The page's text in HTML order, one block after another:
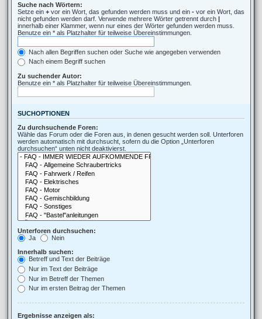
Suche nach Wörtern:
Setze ein + vor ein Wort, das gefunden werden muss und ein - vor ein Wort, das
nicht gefunden werden darf. Verwende mehrere Wörter getrennt durch |
innerhalb einer Klammer, wenn nur eines der Wörter gefunden werden muss.
Benutze ein * als Platzhalter für teilweise Übereinstimmungen.
Nach allen Begriffen suchen oder Suche wie angegeben verwenden
Nach einem Begriff suchen
Zu suchender Autor:
Benutze ein * als Platzhalter für teilweise Übereinstimmungen.
SUCHOPTIONEN
Zu durchsuchende Foren:
Wähle das Forum oder die Foren aus, in denen gesucht werden soll. Unterforen
werden automatisch mit durchsucht, sofern du die Option „Unterforen
durchsuchen“ unten nicht deaktivierst.
Unterforen durchsuchen:
Ja
Nein
Innerhalb suchen:
Betreff und Text der Beiträge
Nur im Text der Beiträge
Nur im Betreff der Themen
Nur im ersten Beitrag der Themen
Ergebnisse anzeigen als: